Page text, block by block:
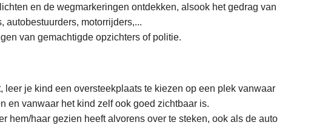
en de wegmarkeringen ontdekken, alsook het gedrag van
autobestuurders, motorrijders,...
van gemachtigde opzichters of politie.
je kind een oversteekplaats te kiezen op een plek vanwaar
en vanwaar het kind zelf ook goed zichtbaar is.
hem/haar gezien heeft alvorens over te steken, ook als de auto